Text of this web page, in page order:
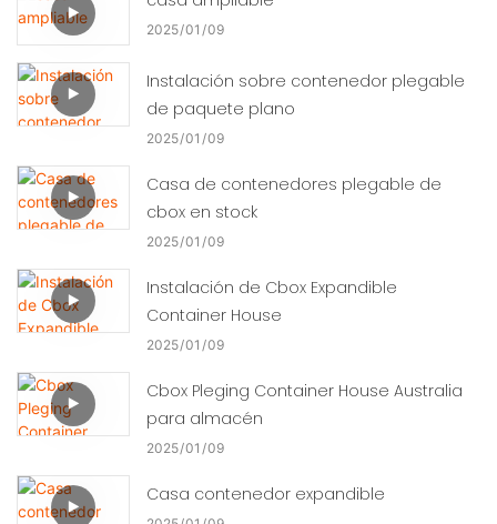
2025 01 09
Instalación sobre contenedor plegable
de paquete plano
2025 01 09
Casa de contenedores plegable de
cbox en stock
2025 01 09
Instalación de Cbox Expandible
Container House
2025 01 09
Cbox Pleging Container House Australia
para almacén
2025 01 09
Casa contenedor expandible